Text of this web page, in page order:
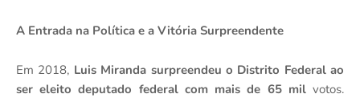
A Entrada na Política e a Vitória Surpreendente
Em 2018, Luis Miranda surpreendeu o Distrito Federal ao
ser eleito deputado federal com mais de 65 mil votos.